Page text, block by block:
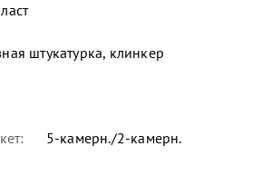
штукатурка, клинкер
5-камерн./2-камерн.